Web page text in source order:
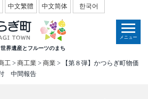
世界遺産とフルーツのまち
中文繁體 中文简体 한국어
メニュー
工 >商工業 >商業 > 【第８弾】かつらぎ町物価
中間報告